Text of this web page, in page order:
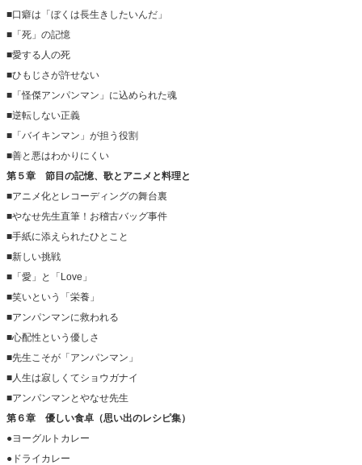
■口癖は「ぼくは長生きしたいんだ」
■「死」の記憶
■愛する人の死
■ひもじさが許せない
■「怪傑アンパンマン」に込められた魂
■逆転しない正義
■「バイキンマン」が担う役割
■善と悪はわかりにくい
第５章 節目の記憶、歌とアニメと料理と
■アニメ化とレコーディングの舞台裏
■やなせ先生直筆！お稽古バッグ事件
■手紙に添えられたひとこと
■新しい挑戦
■「愛」と「Love」
■笑いという「栄養」
■アンパンマンに救われる
■心配性という優しさ
■先生こそが「アンパンマン」
■人生は寂しくてショウガナイ
■アンパンマンとやなせ先生
第６章 優しい食卓（思い出のレシピ集）
●ヨーグルトカレー
●ドライカレー